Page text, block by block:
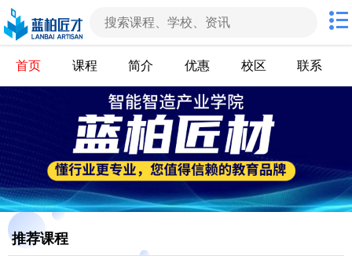
首页 课程 简介 优惠 校区 联系
推荐课程